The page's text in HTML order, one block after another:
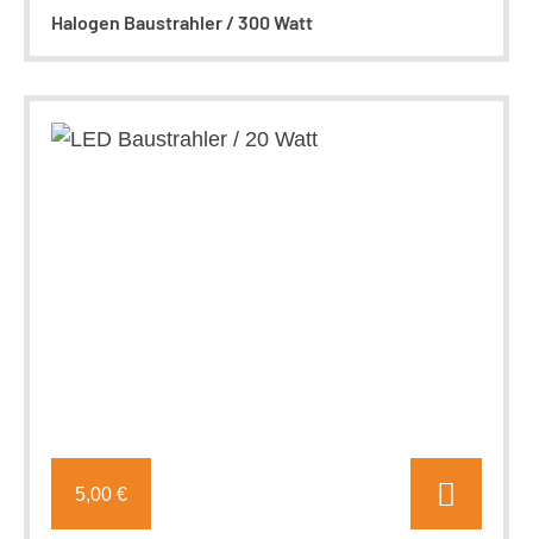
Halogen Baustrahler / 300 Watt
5,00 €